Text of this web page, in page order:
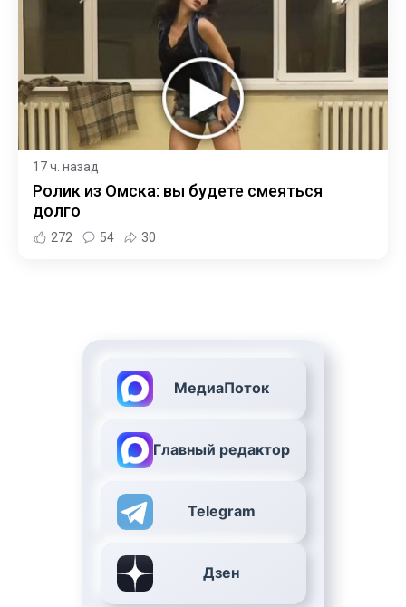
17 ч. назад
Ролик из Омска: вы будете смеяться
долго
272 54 30
МедиаПоток
Главный редактор
Telegram
Дзен